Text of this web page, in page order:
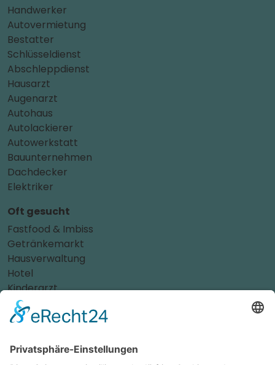
Handwerker
Autovermietung
Bestatter
Schlüsseldienst
Abschleppdienst
Hausarzt
Augenarzt
Autohaus
Autolackierer
Autowerkstatt
Bauunternehmen
Dachdecker
Elektriker
Oft gesucht
Fastfood & Imbiss
Getränkemarkt
Hausverwaltung
Hotel
Kinderarzt
Personalvermittler
Weitere Sportvereine
Zahnarzt
Tennis